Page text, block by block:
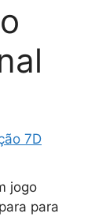
7D
jogo
para